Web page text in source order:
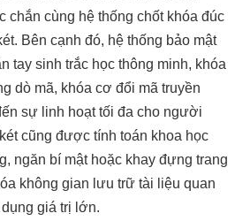
chắn cùng hệ thống chốt khóa đúc
Bên cạnh đó, hệ thống bảo mật
tay sinh trắc học thông minh, khóa
dò mã, khóa cơ đổi mã truyền
sự linh hoạt tối đa cho người
cũng được tính toán khoa học
ngăn bí mật hoặc khay đựng trang
không gian lưu trữ tài liệu quan
giá trị lớn.